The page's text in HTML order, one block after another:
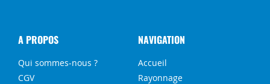
A PROPOS
Qui sommes-nous ?
CGV
NAVIGATION
Accueil
Rayonnage